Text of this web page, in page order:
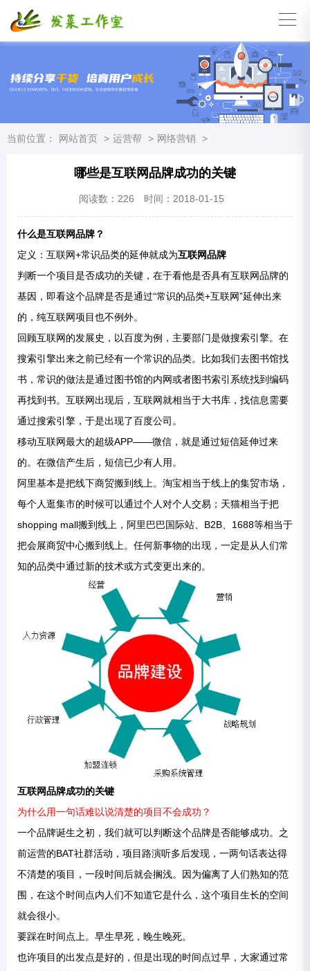
当前位置： 网站首页 > 运营帮 > 网络营销 >
哪些是互联网品牌成功的关键
阅读数： 226 时间：2018-01-15
什么是互联网品牌？
定义：互联网+常识品类的延伸就成为互联网品牌
判断一个项目是否成功的关键，在于看他是否具有互联网品牌的
基因，即看这个品牌是否是通过“常识的品类+互联网”延伸出来
的，纯互联网项目也不例外。
回顾互联网的发展史，以百度为例，主要部门是做搜索引擎。在
搜索引擎出来之前已经有一个常识的品类。比如我们去图书馆找
书，常识的做法是通过图书馆的内网或者图书索引系统找到编码
再找到书。互联网出现后，互联网就相当于大书库，找信息需要
通过搜索引擎，于是出现了百度公司。
移动互联网最大的超级APP——微信，就是通过短信延伸过来
的。在微信产生后，短信已少有人用。
阿里基本是把线下商贸搬到线上。淘宝相当于线上的集贸市场，
每个人逛集市的时候可以通过个人对个人交易；天猫相当于把
shopping mall搬到线上，阿里巴巴国际站、B2B、1688等相当于
把会展商贸中心搬到线上。任何新事物的出现，一定是从人们常
知的品类中通过新的技术或方式变更出来的。
互联网品牌成功的关键
为什么用一句话难以说清楚的项目不会成功？
一个品牌诞生之初，我们就可以判断这个品牌是否能够成功。之
前运营的BAT社群活动，项目路演听多后发现，一两句话表达得
不清楚的项目，一段时间后就会搁浅。因为偏离了人们熟知的范
围，在这个时间点内人们不知道它是什么，这个项目生长的空间
就会很小。
要踩在时间点上。早生早死，晚生晚死。
也许项目的出发点是好的，但是出现的时间点过早，大家通过常